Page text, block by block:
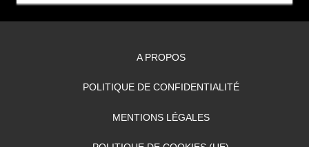
A PROPOS
POLITIQUE DE CONFIDENTIALITÉ
MENTIONS LÉGALES